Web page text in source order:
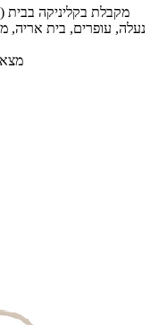
מקבלת בקליניקה בבית
נעלה, עופרים, בית אריה,
מצא